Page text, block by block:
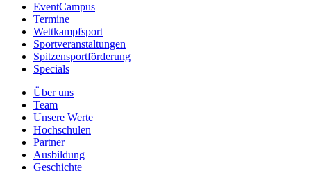
EventCampus
Termine
Wettkampfsport
Sportveranstaltungen
Spitzensportförderung
Specials
Über uns
Team
Unsere Werte
Hochschulen
Partner
Ausbildung
Geschichte